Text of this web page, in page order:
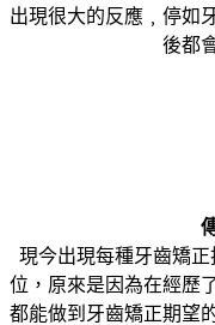
出現很大的反應﹐停如
後都
現今出現每種牙齒矯
位，原來是因為在經歷
都能做到牙齒矯正期望